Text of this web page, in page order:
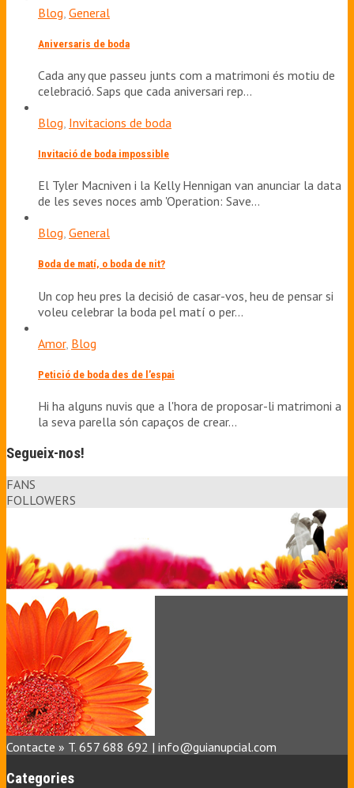
Blog General
Aniversaris de boda
Cada any que passeu junts com a matrimoni és motiu de
celebració. Saps que cada aniversari rep…
Blog Invitacions de boda
Invitació de boda impossible
El Tyler Macniven i la Kelly Hennigan van anunciar la data
de les seves noces amb 'Operation: Save…
Blog, General
Boda de matí, o boda de nit?
Un cop heu pres la decisió de casar-vos, heu de pensar si
voleu celebrar la boda pel matí o per…
Amor, Blog
Petició de boda des de l’espai
Hi ha alguns nuvis que a l'hora de proposar-li matrimoni a
la seva parella són capaços de crear…
Segueix-nos!
FANS
FOLLOWERS
Contacte » T. 657 688 692 | info@guianupcial.com
Categories